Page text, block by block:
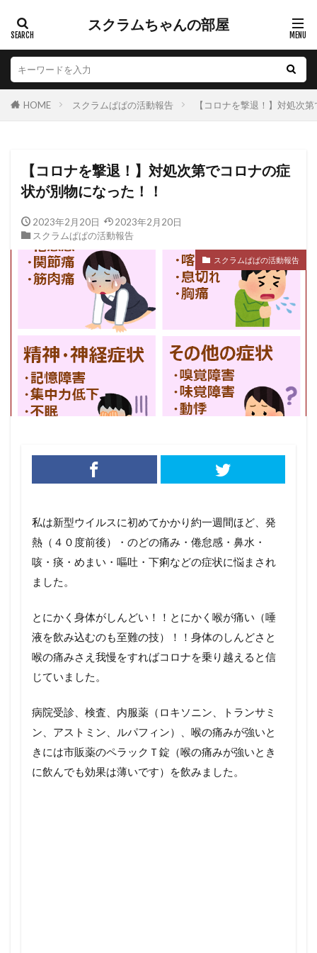
スクラムちゃんの部屋
HOME スクラムぱぱの活動報告 【コロナを撃退！】対処次
【コロナを撃退！】対処次第でコロナの症
状が別物になった！！
2023年2月20日
2023年2月20日
スクラムぱぱの活動報告
スクラムぱぱの活動報告
私は新型ウイルスに初めてかかり約一週間ほど、発
熱（４０度前後）・のどの痛み・倦怠感・鼻水・
咳・痰・めまい・嘔吐・下痢などの症状に悩まされ
ました。
とにかく身体がしんどい！！とにかく喉が痛い（唾
液を飲み込むのも至難の技）！！身体のしんどさと
喉の痛みさえ我慢をすればコロナを乗り越えると信
じていました。
病院受診、検査、内服薬（ロキソニン、トランサミ
ン、アストミン、ルパフィン）、喉の痛みが強いと
きには市販薬のペラックＴ錠（喉の痛みが強いとき
に飲んでも効果は薄いです）を飲みました。